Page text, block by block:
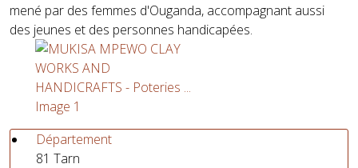
mené par des femmes d'Ouganda, accompagnant aussi
des jeunes et des personnes handicapées.
Département
81 Tarn